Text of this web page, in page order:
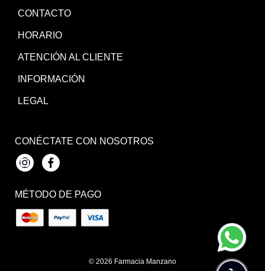
CONTACTO
HORARIO
ATENCIÓN AL CLIENTE
INFORMACIÓN
LEGAL
CONÉCTATE CON NOSOTROS
InstagramFacebook
MÉTODO DE PAGO
© 2026 Farmacia Manzano